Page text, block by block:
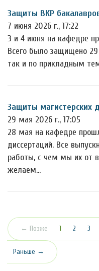
Защиты ВКР
7 июня 2026 г., 17:22
3 и 4 июня на кафедре
Всего было защищено
так и по прикладным
Защиты магистерских
29 мая 2026 г., 17:05
28 мая на кафедре
диссертаций. Все
работы, с чем мы их от
желаем…
← Позже 1 (текущая)
2 3
Раньше →